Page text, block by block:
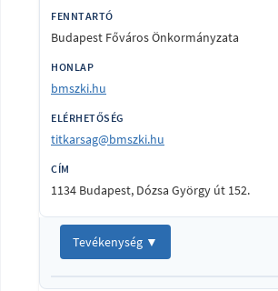
Budapest Főváros Önkormányzata
bmszki.hu
titkarsag@bmszki.hu
1134 Budapest, Dózsa György út 152.
Tevékenység ▼